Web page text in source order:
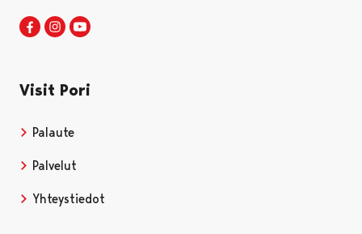
Visit Pori Facebookissa
Avautuu uudessa välilehdessä
Visit Pori Instagrammissa
Avautuu uudessa välilehdessä
Visit Pori
Palaute
Palvelut
Yhteystiedot